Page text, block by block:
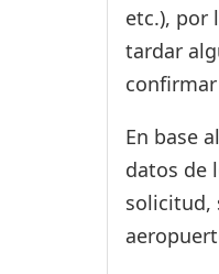
etc.), por
tardar
En base
datos de
solicitud,